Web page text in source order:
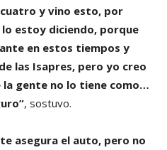
y vino esto, por
estoy diciendo, porque
en estos tiempos y
las Isapres, pero yo creo
la gente no lo tiene como…
, sostuvo.
asegura el auto, pero no